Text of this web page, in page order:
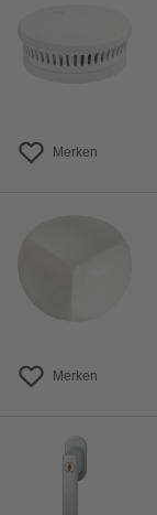
Merken
Merken